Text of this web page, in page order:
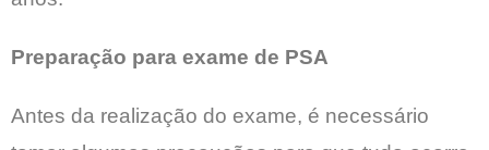
Preparação para exame de PSA
Antes da realização do exame, é necessário